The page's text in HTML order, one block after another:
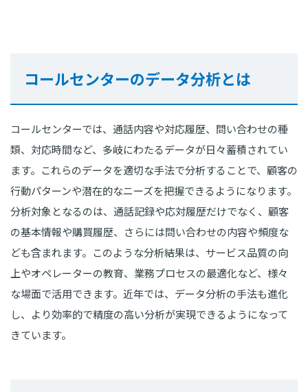
コールセンターのデータ分析とは
コールセンターでは、通話内容や対応履歴、問い合わせの種
類、対応時間など、多岐にわたるデータが日々蓄積されてい
ます。これらのデータを適切な手法で分析することで、顧客の
行動パターンや潜在的なニーズを把握できるようになります。
分析対象となるのは、通話記録や応対履歴だけでなく、顧客
の基本情報や購買履歴、さらには問い合わせの内容や頻度な
ども含まれます。このような分析結果は、サービス品質の向
上やオペレーターの教育、業務プロセスの最適化など、様々
な場面で活用できます。近年では、データ分析の手法も進化
し、より効率的で精度の高い分析が実現できるようになって
きています。